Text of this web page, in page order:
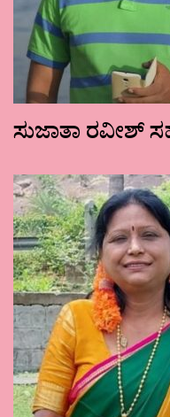
ಸುಜಾತಾ ರವೀಶ್